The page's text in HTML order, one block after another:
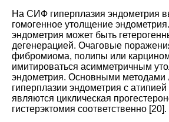
На СИФ гиперплазия эндометрия
гомогенное утолщение
эндометрия может быть
дегенерацией. Очаговые
фибромиома, полипы или
имитироваться асимметричным
эндометрия. Основными методами
гиперплазии эндометрия с
являются циклическая
гистерэктомия соответственно [20].